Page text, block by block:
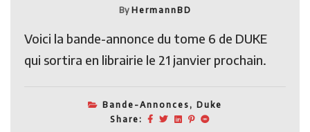
By HermannBD
Voici la bande-annonce du tome 6 de DUKE
qui sortira en librairie le 21 janvier prochain.
Bande-Annonces, Duke
Share: